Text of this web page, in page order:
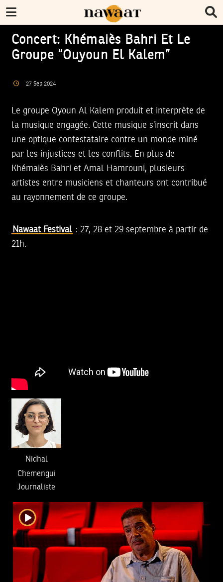
Concert: Khémaiès Bahri Et Le
Groupe “Ouyoun El Kalem”
27 Sep 2024
Le groupe Oyoun Al Kalem produit et interprète de
la musique engagée. Cette musique s’inscrit dans
une optique contestataire contre un monde miné
par les injustices et les conflits. En plus de
Khémaiès Bahri et Amal Hamrouni, plusieurs
artistes entre musiciens et chanteurs ont contribué
au rayonnement de ce groupe.
Nawaat Festival : 27, 28 et 29 septembre à partir de
21h.
Nidhal
Chemengui
Journaliste